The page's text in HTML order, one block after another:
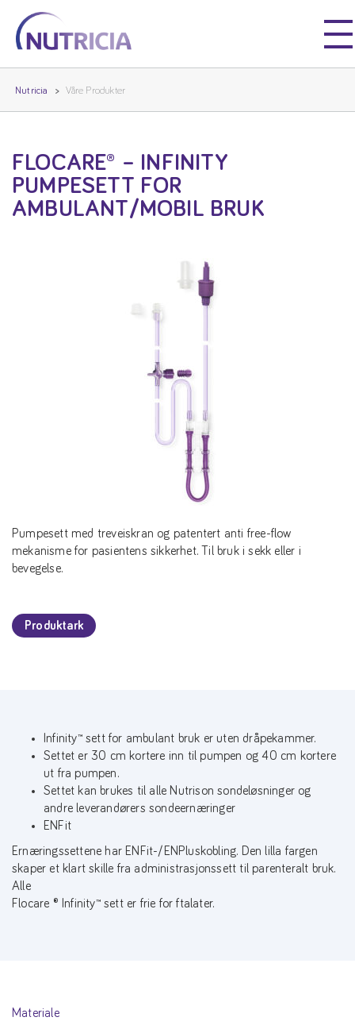
Nutricia
Nutricia
Nutricia Våre Produkter
FLOCARE® – INFINITY
PUMPESETT FOR
AMBULANT/MOBIL BRUK
Pumpesett med treveiskran og patentert anti free-flow
mekanisme for pasientens sikkerhet. Til bruk i sekk eller i
bevegelse.
Produktark
Infinity™ sett for ambulant bruk er uten dråpekammer.
Settet er 30 cm kortere inn til pumpen og 40 cm kortere
ut fra pumpen.
Settet kan brukes til alle Nutrison sondeløsninger og
andre leverandørers sondeernæringer
ENFit
Ernæringssettene har ENFit-/ENPluskobling. Den lilla fargen
skaper et klart skille fra administrasjonssett til parenteralt bruk.
Alle
Flocare ® Infinity™ sett er frie for ftalater.
Materiale